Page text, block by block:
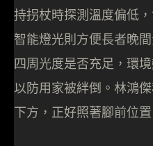
持拐杖時探測溫度偏低
智能燈光則方便長者晚
四周光度是否充足，環
以防用家被絆倒。林鴻
下方，正好照著腳前位